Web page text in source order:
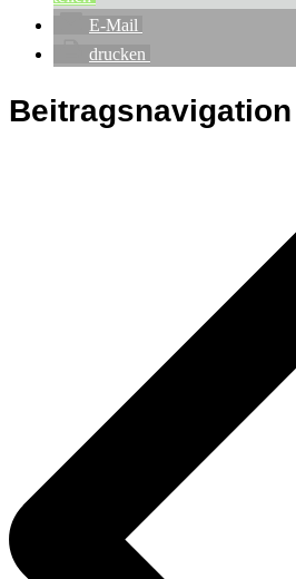
E-Mail
drucken
Beitragsnavigation